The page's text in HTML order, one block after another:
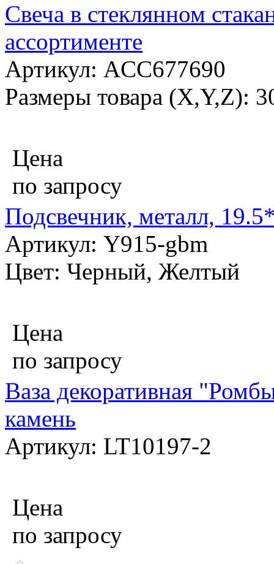
Свеча в стеклянном
ассортименте
Артикул: ACC677690
Размеры товара (X,Y,Z):
Цена
по запросу
Подсвечник, металл,
Артикул: Y915-gbm
Цвет: Черный, Желтый
Цена
по запросу
Ваза декоративная
камень
Артикул: LT10197-2
Цена
по запросу